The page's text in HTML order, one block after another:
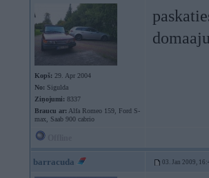
Kopš: 29. Apr 2004
No: Sigulda
Ziņojumi: 8337
Braucu ar: Alfa Romeo 159, Ford S-
max, Saab 900 cabrio
barracuda 03. Jan 2009,